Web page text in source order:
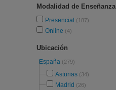
Modalidad de Enseñanza
Presencial (187)
Online (4)
Ubicación
España (279)
Asturias (34)
Madrid (26)